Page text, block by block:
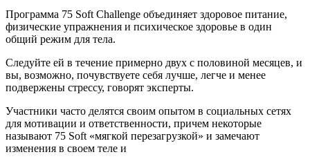
Программа 75 Soft Challenge объединяет здоровое питание,
физические упражнения и психическое здоровье в один
общий режим для тела.
Следуйте ей в течение примерно двух с половиной месяцев, и
вы, возможно, почувствуете себя лучше, легче и менее
подвержены стрессу, говорят эксперты.
Участники часто делятся своим опытом в социальных сетях
для мотивации и ответственности, причем некоторые
называют 75 Soft «мягкой перезагрузкой» и замечают
изменения в своем теле и